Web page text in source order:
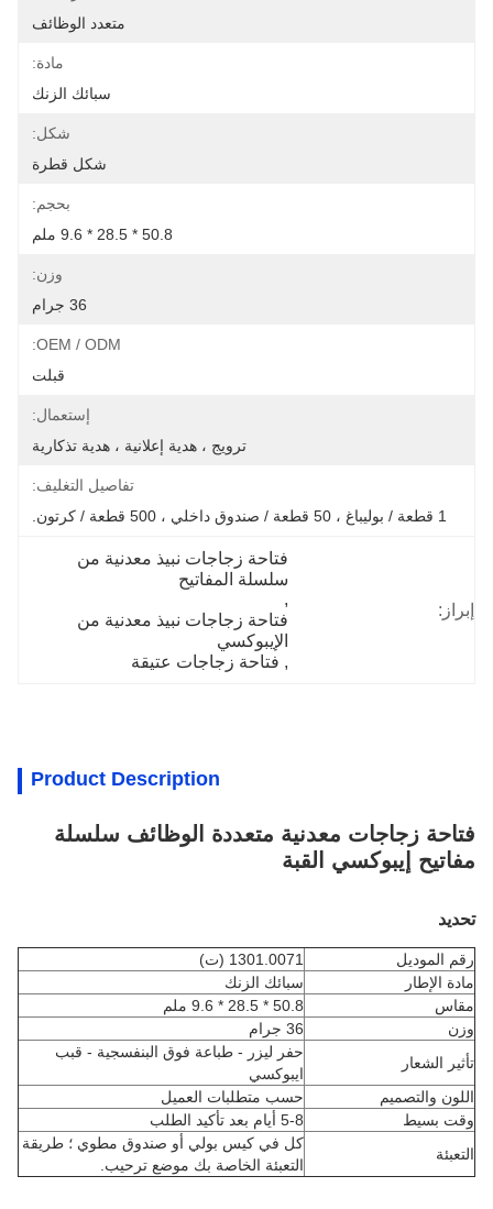
متعدد الوظائف
مادة:
سبائك الزنك
شكل:
شكل قطرة
بحجم:
50.8 * 28.5 * 9.6 ملم
وزن:
36 جرام
OEM / ODM:
قبلت
إستعمال:
ترويج ، هدية إعلانية ، هدية تذكارية
تفاصيل التغليف:
إبراز:
فتاحة زجاجات نبيذ معدنية من
سلسلة المفاتيح
,
فتاحة زجاجات نبيذ معدنية من
الإيبوكسي
, فتاحة زجاجات عتيقة
Product Description
فتاحة زجاجات معدنية متعددة الوظائف سلسلة
مفاتيح إيبوكسي القبة
تحديد
رقم الموديل
1301.0071 (ت)
مادة الإطار
سبائك الزنك
مقاس
50.8 * 28.5 * 9.6 ملم
وزن
36 جرام
تأثير الشعار
حفر ليزر - طباعة فوق البنفسجية - قبب
ايبوكسي
اللون والتصميم
حسب متطلبات العميل
وقت بسيط
5-8 أيام بعد تأكيد الطلب
التعبئة
كل في كيس بولي أو صندوق مطوي ؛ طريقة
التعبئة الخاصة بك موضع ترحيب.